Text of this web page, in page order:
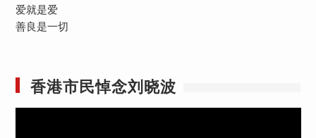
爱就是爱
善良是一切
香港市民悼念刘晓波